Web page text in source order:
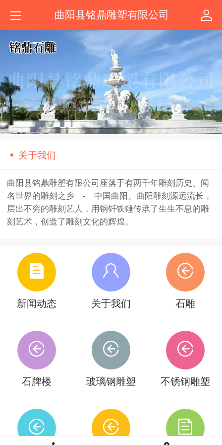
曲阳县铭鼎雕塑有限公司
关于我们
曲阳县铭鼎雕塑有限公司座落于有两千年雕刻历史、闻
名世界的雕刻之乡 - 中国曲阳。曲阳雕刻源远流长，
层出不穷的雕刻艺人，用钢钎铁锤传承了生生不息的雕
刻艺术，创造了雕刻文化的辉煌。
新闻动态 关于我们 石雕
石牌楼 玻璃钢雕塑 不锈钢雕塑